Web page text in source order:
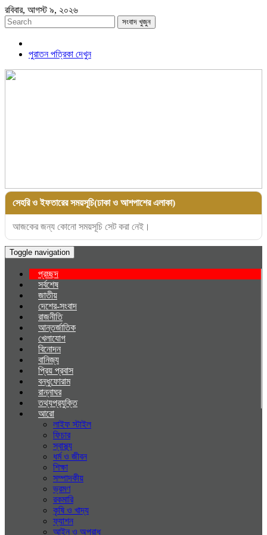
রবিবার, আগস্ট ৯, ২০২৬
সংবাদ খুজুন
পুরাতন পত্রিকা দেখুন
সেহরি ও ইফতারের সময়সূচি(ঢাকা ও আশপাশের এলাকা)
আজকের জন্য কোনো সময়সূচি সেট করা নেই।
Toggle navigation
প্রচ্ছদ
সর্বশেষ
জাতীয়
দেশের-সংবাদ
রাজনীতি
আন্তর্জাতিক
খেলাযোগ
বিনোদন
বানিজ্য
প্রিয় প্রবাস
বন্ধুফোরাম
রান্নাঘর
তথ্যপ্রযুক্তি
আরো
লাইফ স্টাইল
ফিচার
স্বাস্থ্য
ধর্ম ও জীবন
শিক্ষা
সম্পাদকীয়
ভ্রমণ
রকমারি
কৃষি ও খাদ্য
ফ্যাশন
আইন ও অপরাধ